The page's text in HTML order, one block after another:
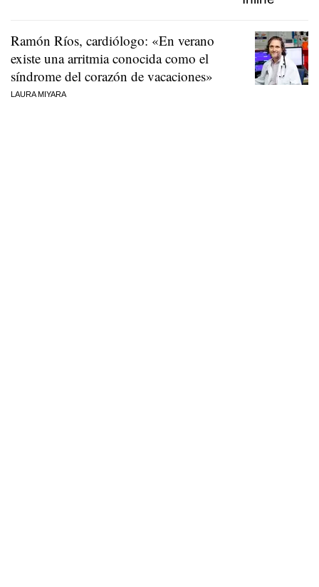
Ramón Ríos, cardiólogo: «En verano
existe una arritmia conocida como el
síndrome del corazón de vacaciones»
LAURA MIYARA